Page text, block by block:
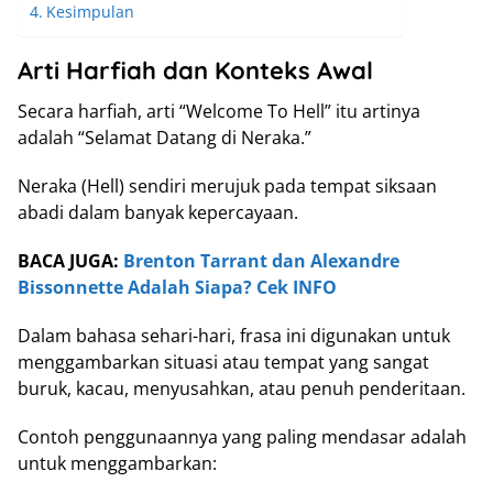
Kesimpulan
Arti Harfiah dan Konteks Awal
Secara harfiah, arti “Welcome To Hell” itu artinya
adalah “Selamat Datang di Neraka.”
Neraka (Hell) sendiri merujuk pada tempat siksaan
abadi dalam banyak kepercayaan.
BACA JUGA: Brenton Tarrant dan Alexandre
Bissonnette Adalah Siapa? Cek INFO
Dalam bahasa sehari-hari, frasa ini digunakan untuk
menggambarkan situasi atau tempat yang sangat
buruk, kacau, menyusahkan, atau penuh penderitaan.
Contoh penggunaannya yang paling mendasar adalah
untuk menggambarkan: